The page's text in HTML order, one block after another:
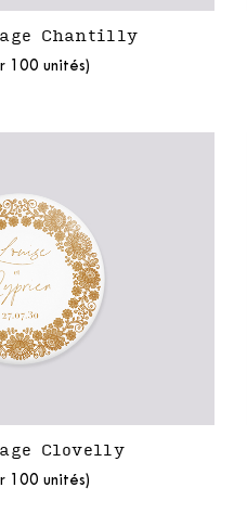
Chantilly
100 unités)
Clovelly
100 unités)